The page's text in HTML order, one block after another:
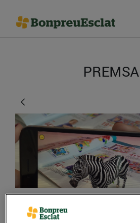
PREMSA
El Grup Bon Preu